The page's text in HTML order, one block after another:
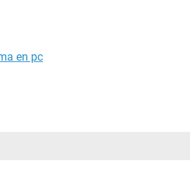
en pc